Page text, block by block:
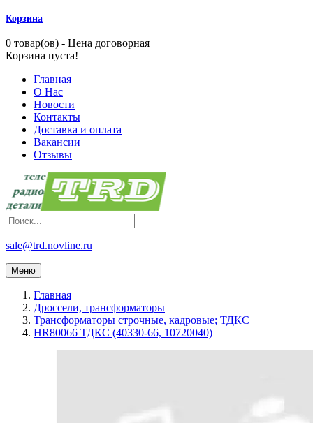
Корзина
0 товар(ов) - Цена договорная
Корзина пуста!
Главная
О Нас
Новости
Контакты
Доставка и оплата
Вакансии
Отзывы
sale@trd.novline.ru
Меню
Главная
Дроссели, трансформаторы
Трансформаторы строчные, кадровые; ТДКС
HR80066 ТДКС (40330-66, 10720040)